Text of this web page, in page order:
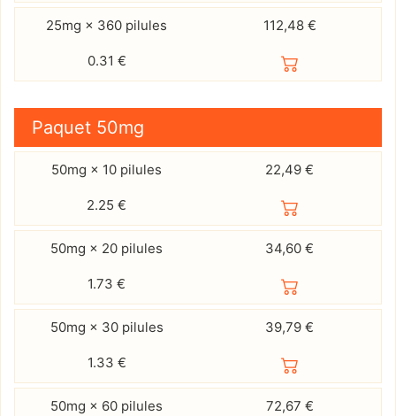
25mg × 360 pilules 112,48 €
0.31 €
Paquet 50mg
50mg × 10 pilules 22,49 €
2.25 €
50mg × 20 pilules 34,60 €
1.73 €
50mg × 30 pilules 39,79 €
1.33 €
50mg × 60 pilules 72,67 €